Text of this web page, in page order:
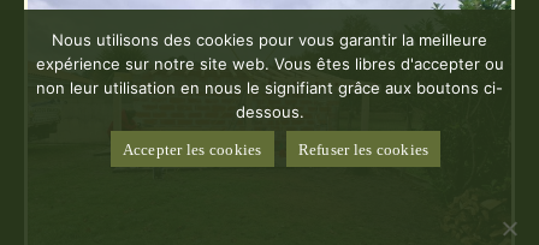
Nous utilisons des cookies pour vous garantir la meilleure
expérience sur notre site web. Vous êtes libres d'accepter ou
non leur utilisation en nous le signifiant grâce aux boutons ci-
dessous.
Accepter les cookies Refuser les cookies